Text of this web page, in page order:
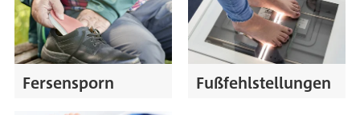
Fersensporn Fußfehlstellungen